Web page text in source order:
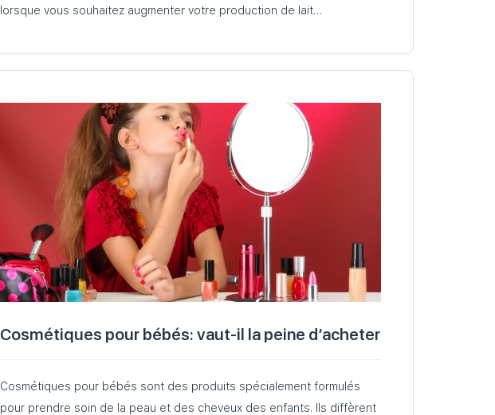
lorsque vous souhaitez augmenter votre production de lait…
Cosmétiques pour bébés: vaut-il la peine d’acheter
Cosmétiques pour bébés sont des produits spécialement formulés
pour prendre soin de la peau et des cheveux des enfants. Ils diffèrent